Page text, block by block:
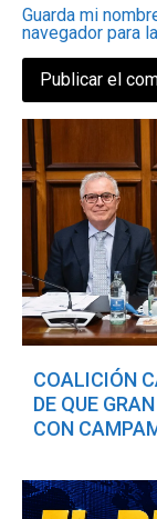
Guarda mi
navegador para
COALICIÓN
DE QUE
CON